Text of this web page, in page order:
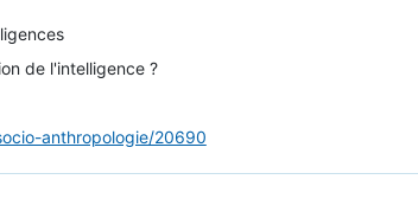
de l'intelligence ?
anthropologie/20690